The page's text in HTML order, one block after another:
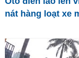
nát hàng loạt xe